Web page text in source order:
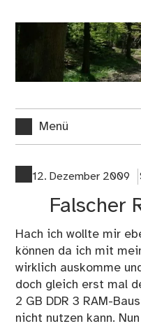
Menü
12. Dezember 2009
Falscher
Hach ich wollte mir
können da ich mit
wirklich auskomme
doch gleich erst mal
2 GB DDR 3 RAM-
nicht nutzen kann.